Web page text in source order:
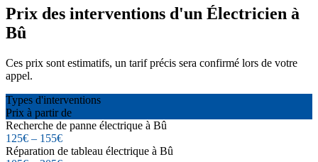
Prix des interventions d'un Électricien à
Bû
Ces prix sont estimatifs, un tarif précis sera confirmé lors de votre
appel.
Types d'interventions
Prix à partir de
Recherche de panne électrique à Bû
125€ – 155€
Réparation de tableau électrique à Bû